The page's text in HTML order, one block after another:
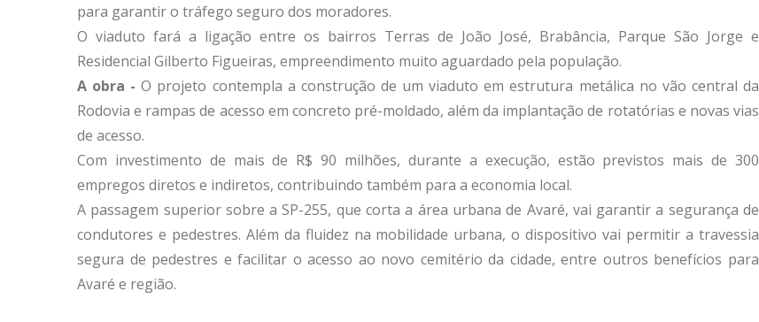
para garantir o tráfego seguro dos moradores.
O viaduto fará a ligação entre os bairros Terras de João José, Brabância, Parque São Jorge e
Residencial Gilberto Figueiras, empreendimento muito aguardado pela população.
A obra - O projeto contempla a construção de um viaduto em estrutura metálica no vão central da
Rodovia e rampas de acesso em concreto pré-moldado, além da implantação de rotatórias e novas vias
de acesso.
Com investimento de mais de R$ 90 milhões, durante a execução, estão previstos mais de 300
empregos diretos e indiretos, contribuindo também para a economia local.
A passagem superior sobre a SP-255, que corta a área urbana de Avaré, vai garantir a segurança de
condutores e pedestres. Além da fluidez na mobilidade urbana, o dispositivo vai permitir a travessia
segura de pedestres e facilitar o acesso ao novo cemitério da cidade, entre outros benefícios para
Avaré e região.